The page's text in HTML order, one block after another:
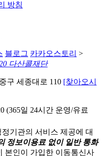
방침
블로그 카카오스토리 >
다산콜재단
구 세종대로 110 [찾아오시
(365일 24시간 운영/유료
기관의 서비스 제공에 대
정보이용료 없이 일반 통화
본인이 가입한 이동통신사